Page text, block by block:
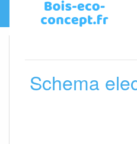
Schema